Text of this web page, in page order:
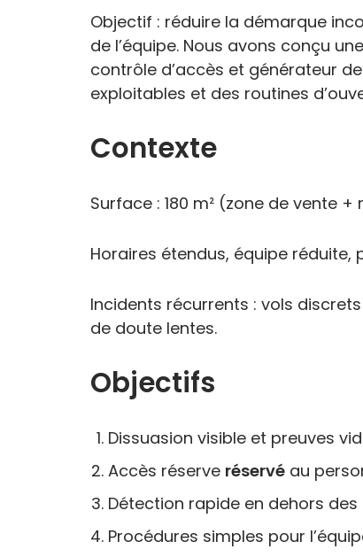
Objectif : réduire la démarque
de l’équipe. Nous avons conçu
contrôle d’accès et générateur
exploitables et des routines
Contexte
Surface : 180 m² (zone de vente +
Horaires étendus, équipe réduite,
Incidents récurrents : vols
de doute lentes.
Objectifs
Dissuasion visible et preuves
Accès réserve réservé au
Détection rapide en dehors des
Procédures simples pour